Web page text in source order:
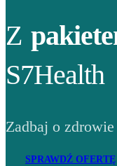
Z
S7Health
Zadbaj o
SPRAWDŹ OFERTĘ